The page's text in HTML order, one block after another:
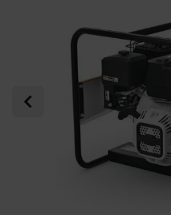
Previous